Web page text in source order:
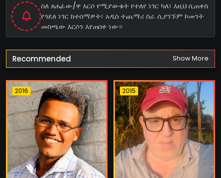
ስለ ጸሐፊው/ዋ እርሶ የሚያውቁት የተለየ ነገር ካለ፣ እዚህ ሲጠቀስ
የጎደለ ነገር ከተሰማዎት፣ አዲስ ተጨማሪ ስራ ሲያገኙም ኮመንት
መስጫው እርሶን እየጠበቀ ነው።
Recommended Show More
2016 2015